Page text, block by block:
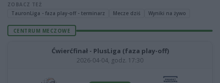
ZOBACZ TEŻ
TauronLiga - faza play-off - terminarz
Mecze dziś Wyniki na żywo
CENTRUM MECZOWE
Ćwierćfinał - PlusLiga (faza play-off)
2026-04-04, godz. 17:30